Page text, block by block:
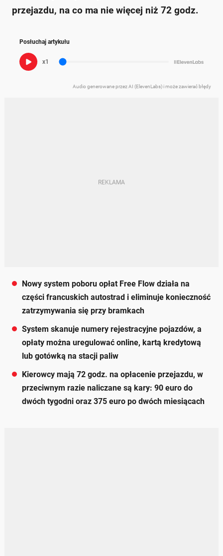
przejazdu, na co ma nie więcej niż 72 godz.
Posłuchaj artykułu
x1
Audio generowane przez AI (ElevenLabs) i może zawierać błędy
Nowy system poboru opłat Free Flow działa na
części francuskich autostrad i eliminuje konieczność
zatrzymywania się przy bramkach
System skanuje numery rejestracyjne pojazdów, a
opłaty można uregulować online, kartą kredytową
lub gotówką na stacji paliw
Kierowcy mają 72 godz. na opłacenie przejazdu, w
przeciwnym razie naliczane są kary: 90 euro do
dwóch tygodni oraz 375 euro po dwóch miesiącach